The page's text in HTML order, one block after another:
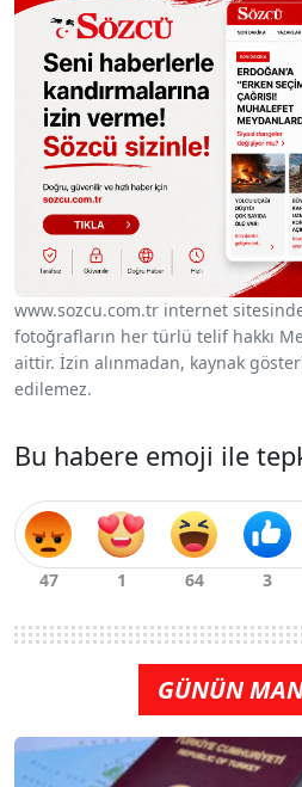
www.sozcu.com.tr internet
fotoğrafların her türlü telif hakkı
aittir. İzin alınmadan, kaynak
edilemez.
Bu habere emoji ile
GÜNÜN